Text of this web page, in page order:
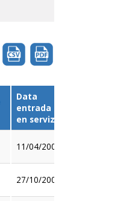
Data
entrada
en servizo
11/04/2000
27/10/2002